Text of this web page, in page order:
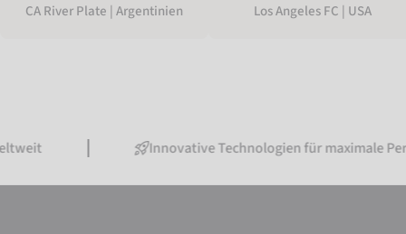
CA River Plate | Argentinien
Los Angeles FC | USA
Innovative Technologien für maximale